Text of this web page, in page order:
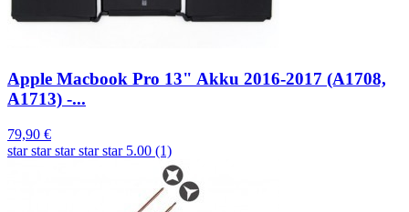
Apple Macbook Pro 13" Akku 2016-2017 (A1708,
A1713) -...
79,90 €
star star star star star 5.00 (1)